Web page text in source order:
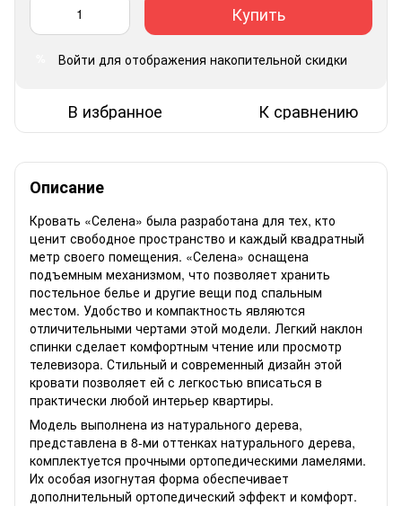
Купить
Войти для отображения накопительной скидки
В избранное К сравнению
Описание
Кровать «Селена» была разработана для тех, кто
ценит свободное пространство и каждый квадратный
метр своего помещения. «Селена» оснащена
подъемным механизмом, что позволяет хранить
постельное белье и другие вещи под спальным
местом. Удобство и компактность являются
отличительными чертами этой модели. Легкий наклон
спинки сделает комфортным чтение или просмотр
телевизора. Стильный и современный дизайн этой
кровати позволяет ей с легкостью вписаться в
практически любой интерьер квартиры.
Модель выполнена из натурального дерева,
представлена в 8-ми оттенках натурального дерева,
комплектуется прочными ортопедическими ламелями.
Их особая изогнутая форма обеспечивает
дополнительный ортопедический эффект и комфорт.